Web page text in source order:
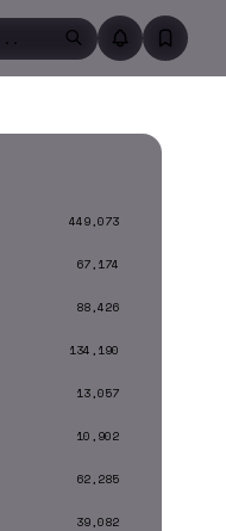
449,073
67,174
88,426
134,190
13,057
10,902
62,285
39,082